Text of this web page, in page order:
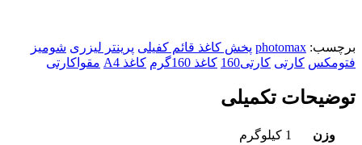
برچسب: photomax پخش کاغذ قائم کفیلی پرینتر لیزری شومیز
فتومکس کارتی کارتی160 کاغذ 160گرم کاغذ A4 مقواکارتی
توضیحات تکمیلی
وزن
1 کیلوگرم